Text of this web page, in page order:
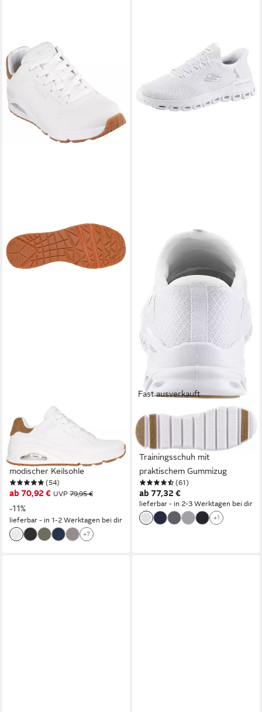
SKECHERS
UNO-SUITED ON AIR
Halbschuh, Schnürschuh mit
modischer Keilsohle
(54)
ab 70,92 € UVP 79,95 €
-11%
lieferbar - in 1-2 Werktagen bei dir
+7
Fast ausverkauft
SKECHERS
GLIDE-STEP Slip-On Sneaker
Schlupfschuh, Freizeitschuh,
Trainingsschuh mit
praktischem Gummizug
(61)
ab 77,32 €
lieferbar - in 2-3 Werktagen bei dir
+1